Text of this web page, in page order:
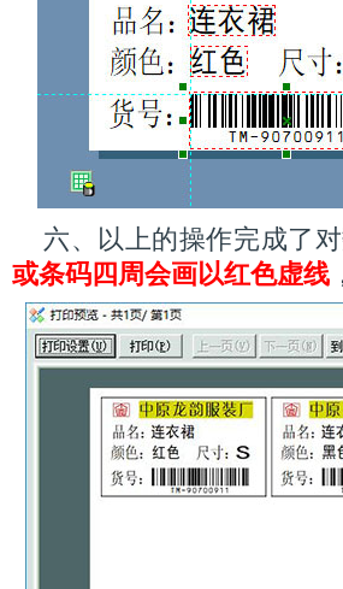
六、以上的操作完成了
或条码四周会画以红色虚线